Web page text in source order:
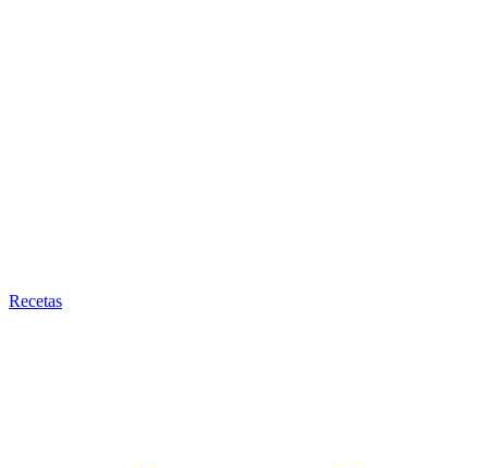
Recetas